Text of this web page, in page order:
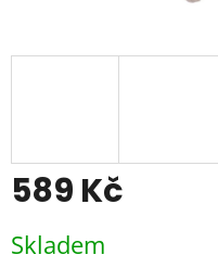
589 Kč
cena:
Skladem